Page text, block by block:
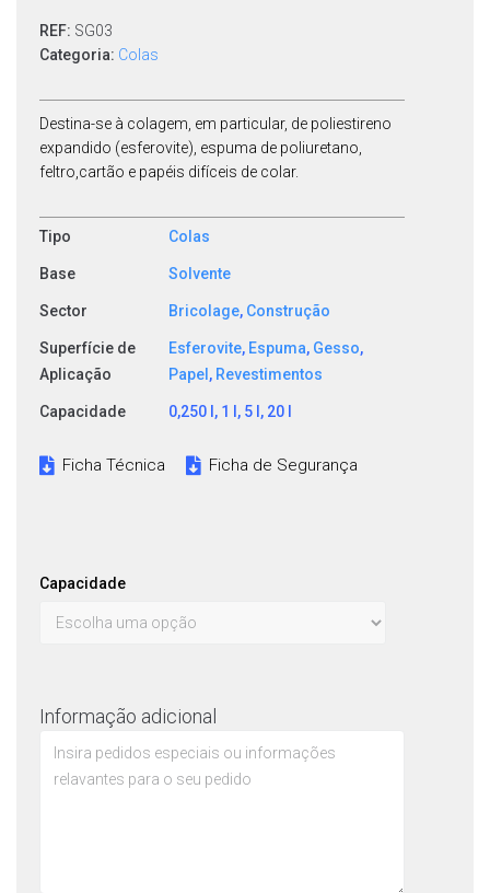
REF: SG03
Categoria: Colas
Destina-se à colagem, em particular, de poliestireno
expandido (esferovite), espuma de poliuretano,
feltro,cartão e papéis difíceis de colar.
Tipo Colas
Base Solvente
Sector Bricolage, Construção
Superfície de
Aplicação
Esferovite, Espuma, Gesso,
Papel , Revestimentos
Capacidade 0,250 l, 1 l, 5 l, 20 l
Ficha Técnica Ficha de Segurança
Capacidade
Informação adicional